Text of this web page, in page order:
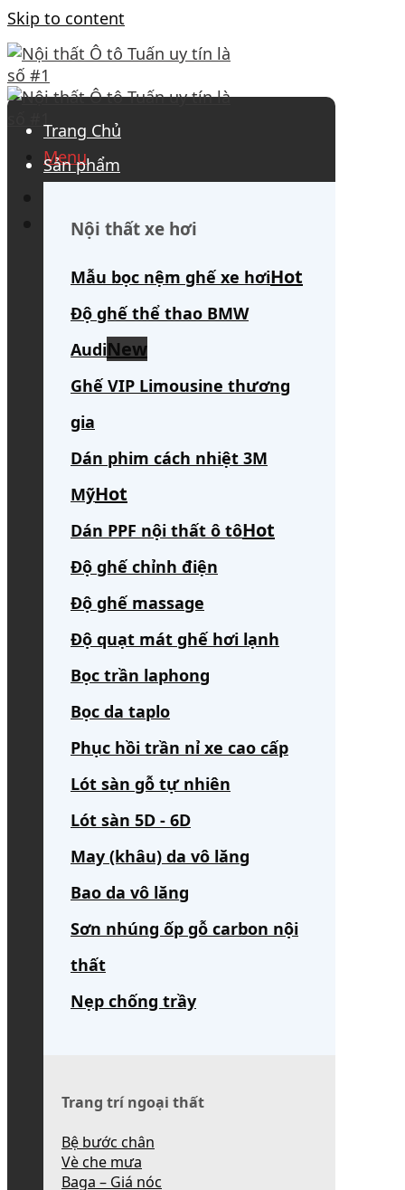
Skip to content
Menu
Search for:
Trang Chủ
Sản phẩm
Nội thất xe hơi
Mẫu bọc nệm ghế xe hơi
Độ ghế thể thao BMW
Audi
Ghế VIP Limousine thương
gia
Dán phim cách nhiệt 3M
Mỹ
Dán PPF nội thất ô tô
Độ ghế chỉnh điện
Độ ghế massage
Độ quạt mát ghế hơi lạnh
Bọc trần laphong
Bọc da taplo
Phục hồi trần nỉ xe cao cấp
Lót sàn gỗ tự nhiên
Lót sàn 5D - 6D
May (khâu) da vô lăng
Bao da vô lăng
Sơn nhúng ốp gỗ carbon nội
thất
Nẹp chống trầy
Trang trí ngoại thất
Bệ bước chân
Vè che mưa
Baga – Giá nóc